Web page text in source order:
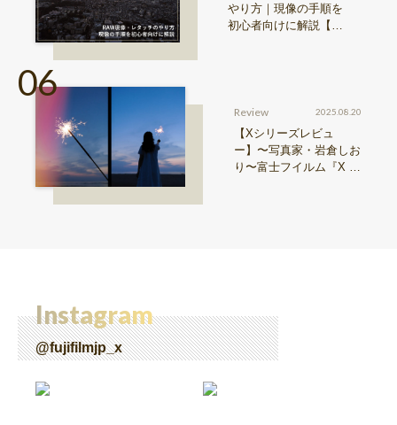
やり方｜現像の手順を
初心者向けに解説【Sn
Review 2025.08.20
【Xシリーズレビュ
ー】〜写真家・岩倉しお
り〜富士フイルム『X ha
Instagram
@fujifilmjp_x